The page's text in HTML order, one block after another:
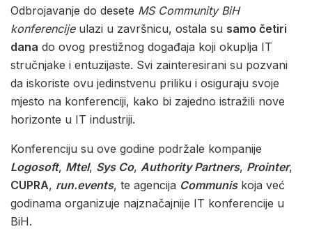
Odbrojavanje do desete MS Community BiH
konferencijeulazi u završnicu, ostala su samo četiri
dana do ovog prestižnog događaja koji okuplja IT
stručnjake i entuzijaste. Svi zainteresirani su pozvani
da iskoriste ovu jedinstvenu priliku i osiguraju svoje
mjesto na konferenciji, kako bi zajedno istražili nove
horizonte u IT industriji.
Konferenciju su ove godine podržale kompanije
Logosoft, Mtel, Sys Co, Authority Partners, Prointer,
CUPRA, run.events, te agencija Communiskoja već
godinama organizuje najznačajnije IT konferencije u
BiH.